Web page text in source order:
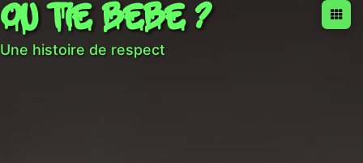
OU TIE BEBE ?
Une histoire de respect